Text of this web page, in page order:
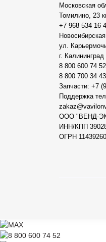
Московская
Томилино, 23
+7 968 534 16
ул.
г.
8 800 600 74
8 800 700 34
Запчасти: +7
Поддержка
ООО "ВЕНД-
ИНН/КПП
ОГРН